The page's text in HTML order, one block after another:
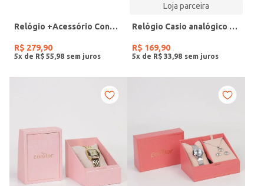
Relógio +Acessório Condor Feminino DOURADO
R$ 279,90
5x de R$ 55 98
Loja parceira
Relógio Casio analógico MW-240-4BVDF-SC
R$ 169,90
5x de R$ 33 98